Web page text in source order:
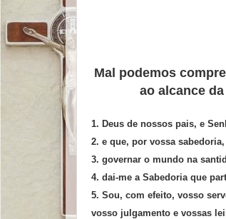
Mal podemos
ao alcance
1. Deus de nossos pais, e
2. e que, por vossa
3. governar o mundo na
4. dai-me a Sabedoria que
5. Sou, com efeito, vosso
vosso julgamento e vossas